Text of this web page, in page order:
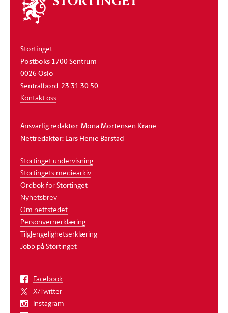
stortinget
Stortinget
Postboks 1700 Sentrum
0026 Oslo
Sentralbord: 23 31 30 50
Kontakt oss
Ansvarlig redaktør: Mona Mortensen Krane
Nettredaktør: Lars Henie Barstad
Stortinget undervisning
Stortingets mediearkiv
Ordbok for Stortinget
Nyhetsbrev
Om nettstedet
Personvernerklæring
Tilgjengelighetserklæring
Jobb på Stortinget
Facebook
X/Twitter
Instagram